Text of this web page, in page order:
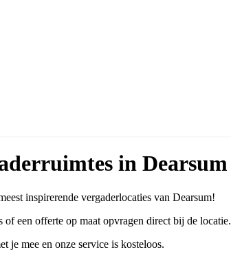
in Dearsum
inspirerende vergaderlocaties van Dearsum!
een offerte op maat opvragen direct bij de locatie.
je mee en onze service is kosteloos.